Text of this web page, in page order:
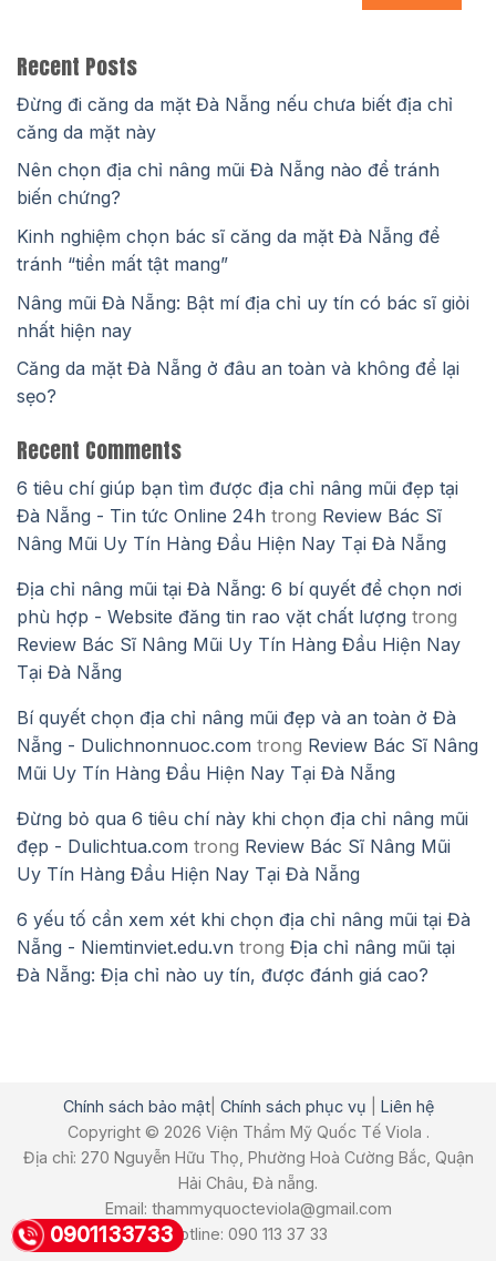
Recent Posts
Đừng đi căng da mặt Đà Nẵng nếu chưa biết địa chỉ
căng da mặt này
Nên chọn địa chỉ nâng mũi Đà Nẵng nào để tránh
biến chứng?
Kinh nghiệm chọn bác sĩ căng da mặt Đà Nẵng để
tránh “tiền mất tật mang”
Nâng mũi Đà Nẵng: Bật mí địa chỉ uy tín có bác sĩ giỏi
nhất hiện nay
Căng da mặt Đà Nẵng ở đâu an toàn và không để lại
sẹo?
Recent Comments
6 tiêu chí giúp bạn tìm được địa chỉ nâng mũi đẹp tại
Đà Nẵng - Tin tức Online 24h trong Review Bác Sĩ
Nâng Mũi Uy Tín Hàng Đầu Hiện Nay Tại Đà Nẵng
Địa chỉ nâng mũi tại Đà Nẵng: 6 bí quyết để chọn nơi
phù hợp - Website đăng tin rao vặt chất lượng trong
Review Bác Sĩ Nâng Mũi Uy Tín Hàng Đầu Hiện Nay
Tại Đà Nẵng
Bí quyết chọn địa chỉ nâng mũi đẹp và an toàn ở Đà
Nẵng - Dulichnonnuoc.com trong Review Bác Sĩ Nâng
Mũi Uy Tín Hàng Đầu Hiện Nay Tại Đà Nẵng
Đừng bỏ qua 6 tiêu chí này khi chọn địa chỉ nâng mũi
đẹp - Dulichtua.com trong Review Bác Sĩ Nâng Mũi
Uy Tín Hàng Đầu Hiện Nay Tại Đà Nẵng
6 yếu tố cần xem xét khi chọn địa chỉ nâng mũi tại Đà
Nẵng - Niemtinviet.edu.vn trong Địa chỉ nâng mũi tại
Đà Nẵng: Địa chỉ nào uy tín, được đánh giá cao?
Chính sách bảo mật| Chính sách phục vụ
Liên hệ
Copyright © 2026 Viện Thẩm Mỹ Quốc Tế Viola .
Địa chỉ: 270 Nguyễn Hữu Thọ, Phường Hoà Cường Bắc, Quận
Hải Châu, Đà nẵng.
Email: thammyquocteviola@gmail.com
Hotline: 090 113 37 33
0901133733